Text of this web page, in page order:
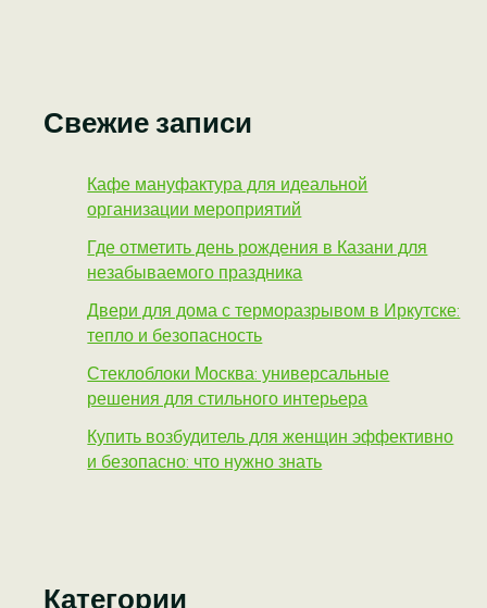
Свежие записи
Кафе мануфактура для идеальной
организации мероприятий
Где отметить день рождения в Казани для
незабываемого праздника
Двери для дома с терморазрывом в Иркутске:
тепло и безопасность
Стеклоблоки Москва: универсальные
решения для стильного интерьера
Купить возбудитель для женщин эффективно
и безопасно: что нужно знать
Категории